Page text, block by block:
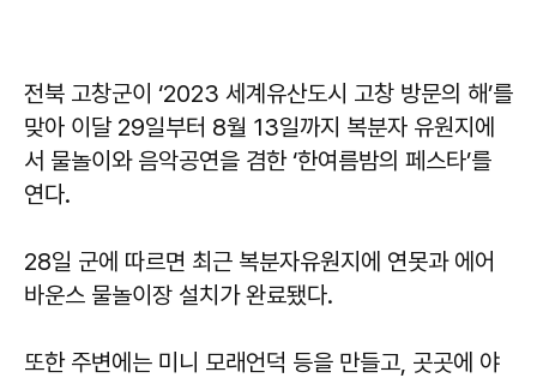
전북 고창군이 ‘2023 세계유산도시 고창 방문의 해’를
맞아 이달 29일부터 8월 13일까지 복분자 유원지에
서 물놀이와 음악공연을 겸한 ‘한여름밤의 페스타’를
연다.
28일 군에 따르면 최근 복분자유원지에 연못과 에어
바운스 물놀이장 설치가 완료됐다.
또한 주변에는 미니 모래언덕 등을 만들고, 곳곳에 야